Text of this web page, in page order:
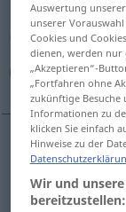
Übersicht
(Für mehr Details
بی‌عاطفه
Auswertung
unserer
Cookies und
dienen, werden nur
„Akzeptieren“-
„Fortfahren ohne
zukünftige Besuche
Informationen zu
klicken Sie einfach
Hinweise zu der
Wir und
bereitzustellen: